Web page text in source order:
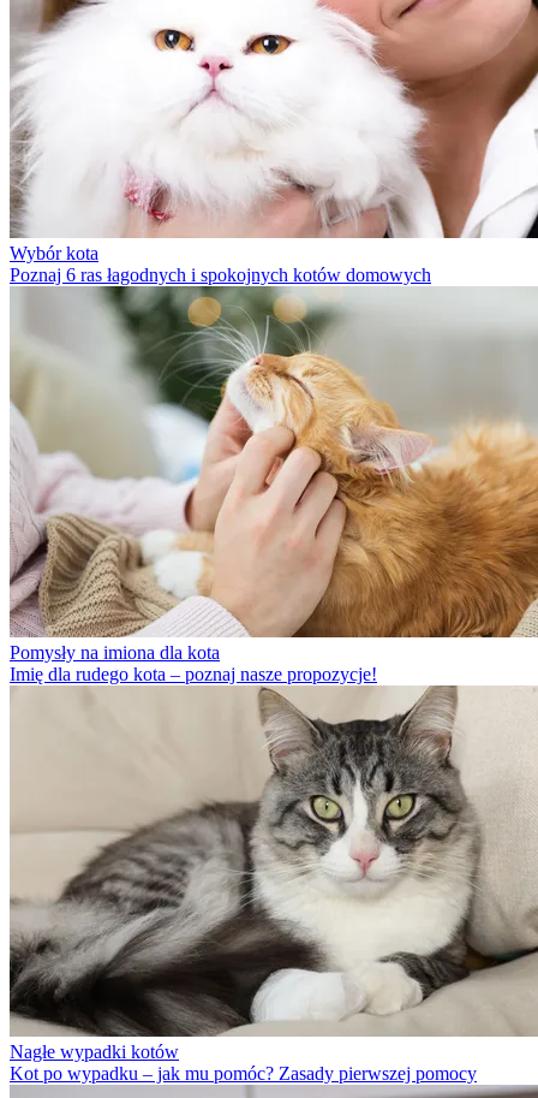
Wybór kota
Poznaj 6 ras łagodnych i spokojnych kotów domowych
Pomysły na imiona dla kota
Imię dla rudego kota – poznaj nasze propozycje!
Nagłe wypadki kotów
Kot po wypadku – jak mu pomóc? Zasady pierwszej pomocy